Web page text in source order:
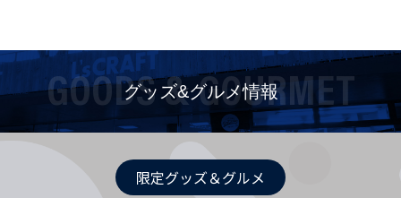
GOODS & GOURMET
グッズ&グルメ情報
限定グッズ＆グルメ